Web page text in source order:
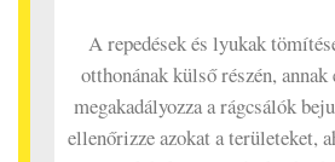
A repedések és lyukak
otthonának külső részén, annak
megakadályozza a rágcsálók
ellenőrizze azokat a területeket,